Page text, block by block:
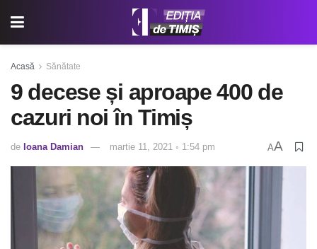
Acasă Sănătate
9 decese și aproape 400 de
cazuri noi în Timiș
de Ioana Damian martie 11, 2021 ◦ 1:54 pm AA